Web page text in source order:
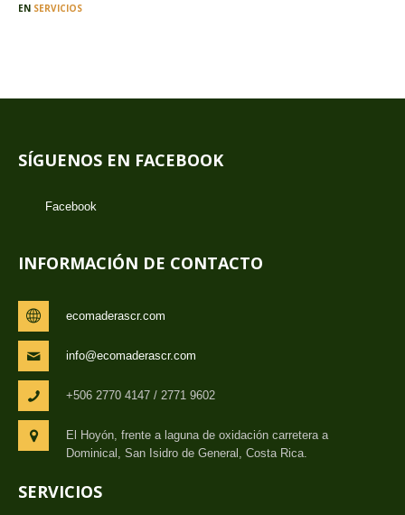
EN SERVICIOS
SÍGUENOS EN FACEBOOK
Facebook
INFORMACIÓN DE CONTACTO
ecomaderascr.com
info@ecomaderascr.com
+506 2770 4147 / 2771 9602
El Hoyón, frente a laguna de oxidación carretera a
Dominical, San Isidro de General, Costa Rica.
SERVICIOS